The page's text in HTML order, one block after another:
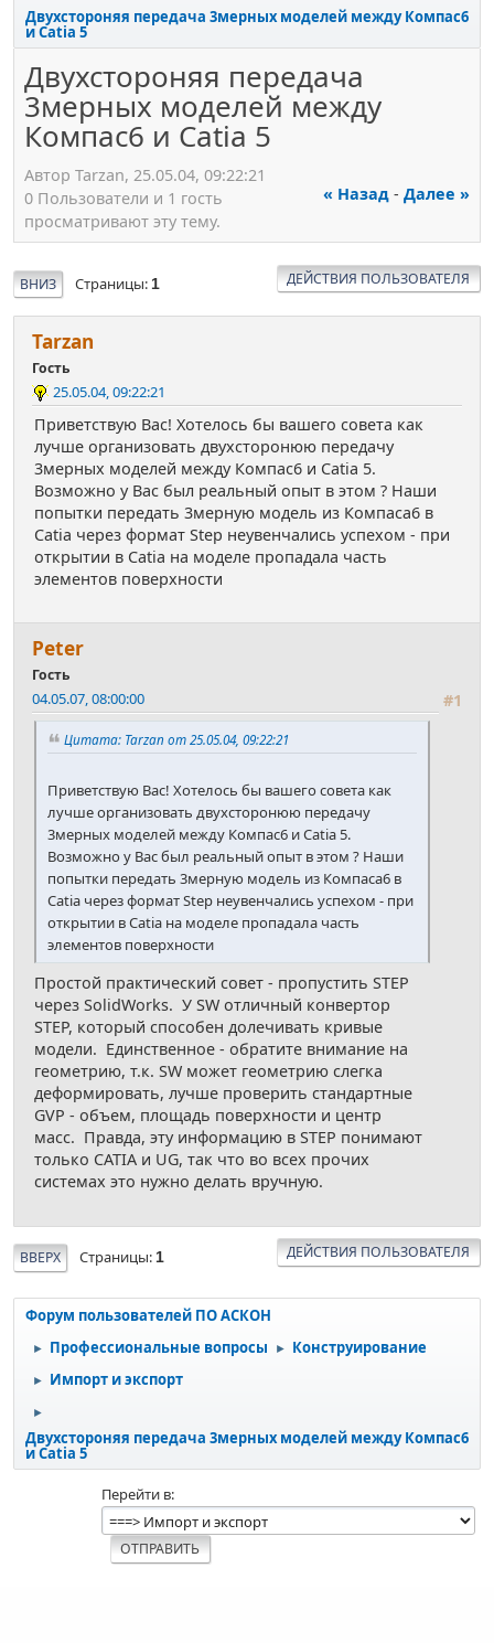
Двухстороняя передача 3мерных моделей между Компас6
и Catia 5
Двухстороняя передача
3мерных моделей между
Компас6 и Catia 5
Автор Tarzan, 25.05.04, 09:22:21
« Назад - Далее »
0 Пользователи и 1 гость
просматривают эту тему.
ВНИЗ Страницы 1 ДЕЙСТВИЯ ПОЛЬЗОВАТЕЛЯ
Tarzan
Гость
25.05.04, 09:22:21
Приветствую Вас! Хотелось бы вашего совета как
лучше организовать двухсторонюю передачу
3мерных моделей между Компас6 и Catia 5.
Возможно у Вас был реальный опыт в этом ? Наши
попытки передать 3мерную модель из Компаса6 в
Catia через формат Step неувенчались успехом - при
открытии в Catia на моделе пропадала часть
элементов поверхности
Peter
Гость
#1
04.05.07, 08:00:00
Цитата: Tarzan от 25.05.04, 09:22:21
Приветствую Вас! Хотелось бы вашего совета как
лучше организовать двухсторонюю передачу
3мерных моделей между Компас6 и Catia 5.
Возможно у Вас был реальный опыт в этом ? Наши
попытки передать 3мерную модель из Компаса6 в
Catia через формат Step неувенчались успехом - при
открытии в Catia на моделе пропадала часть
элементов поверхности
Простой практический совет - пропустить STEP
через SolidWorks. У SW отличный конвертор
STEP, который способен долечивать кривые
модели. Единственное - обратите внимание на
геометрию, т.к. SW может геометрию слегка
деформировать, лучше проверить стандартные
GVP - объем, площадь поверхности и центр
масс. Правда, эту информацию в STEP понимают
только CATIA и UG, так что во всех прочих
системах это нужно делать вручную.
ВВЕРХ Страницы 1 ДЕЙСТВИЯ ПОЛЬЗОВАТЕЛЯ
Форум пользователей ПО АСКОН
► Профессиональные вопросы ► Конструирование
► Импорт и экспорт
►
Двухстороняя передача 3мерных моделей между Компас6
и Catia 5
Перейти в